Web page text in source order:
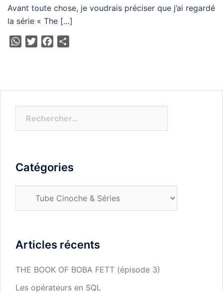
Avant toute chose, je voudrais préciser que j’ai regardé
la série « The […]
WhatsApp
TwitterFacebook
Catégories
Articles récents
THE BOOK OF BOBA FETT (épisode 3)
Les opérateurs en SQL